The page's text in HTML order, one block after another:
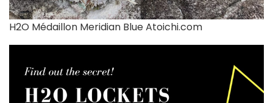
H2O Médaillon Meridian Blue Atoichi.com